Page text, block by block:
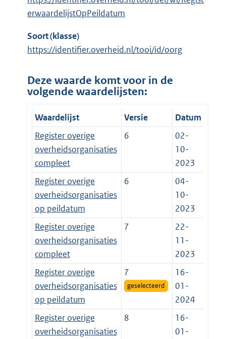
erwaardelijstOpPeildatum
Soort (klasse)
https://identifier.overheid.nl/tooi/id/oorg
Deze waarde komt voor in de
volgende waardelijsten:
Waardelijst Versie
Datum
Register overige
overheidsorganisaties
compleet
6
02-
10-
2023
Register overige
overheidsorganisaties
op peildatum
6
04-
10-
2023
Register overige
overheidsorganisaties
compleet
7
22-
11-
2023
Register overige
overheidsorganisaties
op peildatum
7
geselecteerd
16-
01-
2024
Register overige
overheidsorganisaties
8
16-
01-